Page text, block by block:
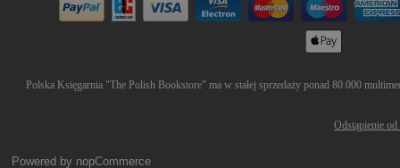
Polska Księgarnia "The Polish Bookstore" ma w stałej sprzedaży ponad 80.000
Odstąpienie
Powered by nopCommerce